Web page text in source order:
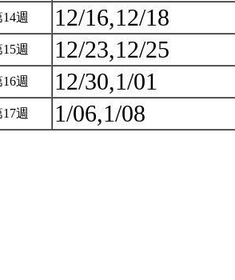
週 12/16,12/18
週 12/23,12/25
週 12/30,1/01
週 1/06,1/08